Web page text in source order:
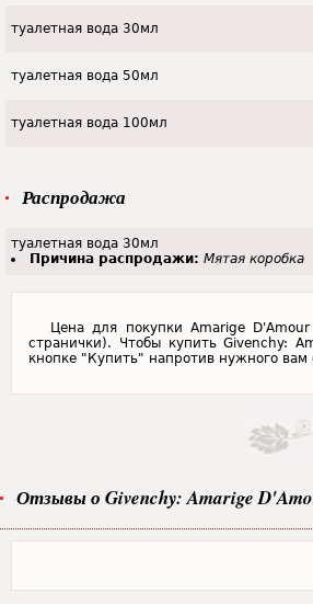
туалетная вода 30мл
туалетная вода 50мл
туалетная вода 100мл
Распродажа
туалетная вода 30мл
Причина распродажи: Мятая коробка
Цена для покупки Amarige
странички). Чтобы купить Givenchy:
кнопке "Купить" напротив нужного вам
Отзывы о Givenchy: Amarige